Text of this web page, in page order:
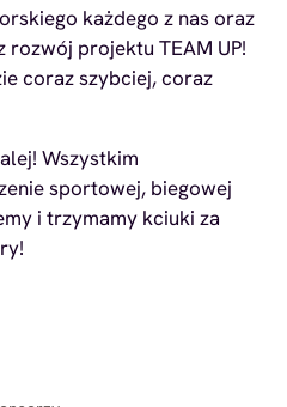
każdego z nas oraz
projektu TEAM UP!
coraz szybciej, coraz
Wszystkim
sportowej, biegowej
i trzymamy kciuki za